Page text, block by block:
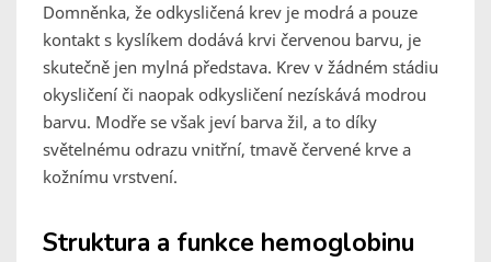
Domněnka, že odkysličená krev je modrá a pouze
kontakt s kyslíkem dodává krvi červenou barvu, je
skutečně jen mylná představa. Krev v žádném stádiu
okysličení či naopak odkysličení nezískává modrou
barvu. Modře se však jeví barva žil, a to díky
světelnému odrazu vnitřní, tmavě červené krve a
kožnímu vrstvení.
Struktura a funkce hemoglobinu